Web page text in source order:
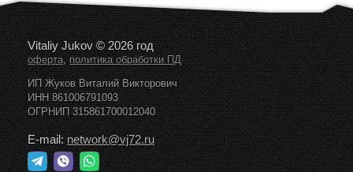
Vitaliy Jukov © 2026 год
оферта,политика обработки ПД
ИП Жуков Виталий Викторович
ИНН 861006791093
ОГРНИП 315861700012040
E-mail:network@vj72.ru